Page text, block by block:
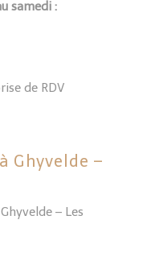
samedi :
de RDV
Ghyvelde –
– Les